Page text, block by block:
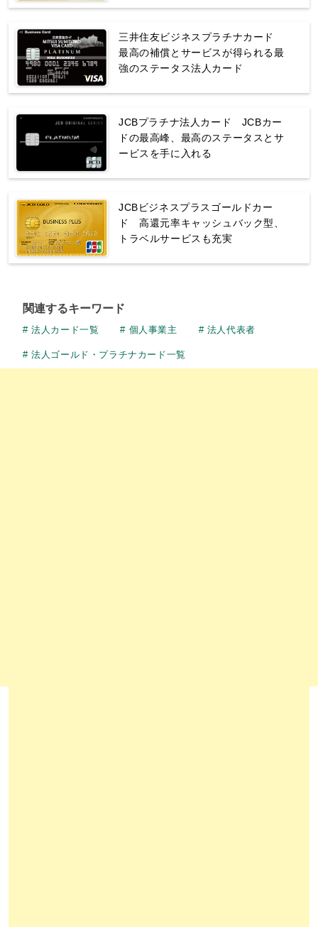
三井住友ビジネスプラチナカード
最高の補償とサービスが得られる最
強のステータス法人カード
JCBプラチナ法人カード JCBカー
ドの最高峰、最高のステータスとサ
ービスを手に入れる
JCBビジネスプラスゴールドカー
ド 高還元率キャッシュバック型、
トラベルサービスも充実
関連するキーワード
法人カード一覧 個人事業主 法人代表者
法人ゴールド・プラチナカード一覧